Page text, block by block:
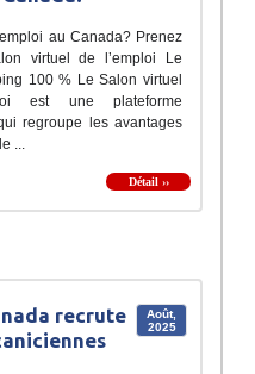
au Canada? Prenez
virtuel de l’emploi Le
100 % Le Salon virtuel
est une plateforme
regroupe les avantages
...
Détail ››
Août,
2025
recrute